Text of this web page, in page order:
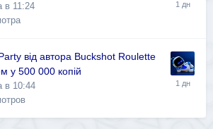
в 11:24
від автора Buckshot Roulette
у 500 000 копій
в 10:44